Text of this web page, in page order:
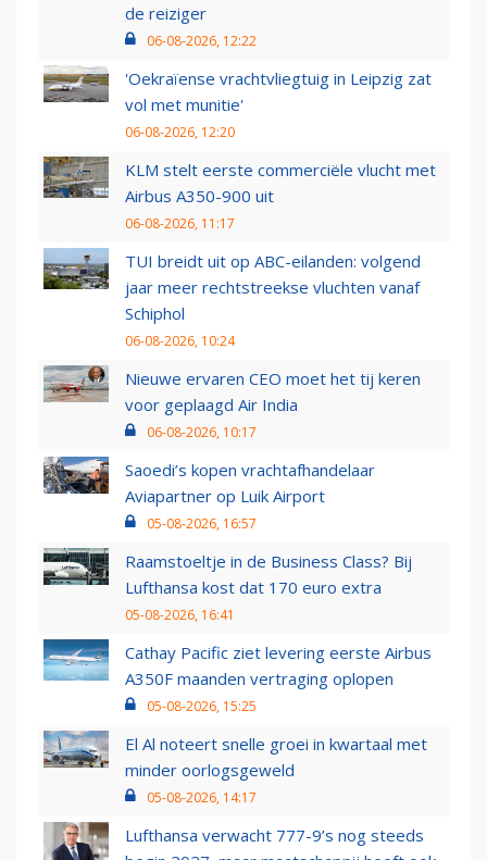
de reiziger
06-08-2026, 12:22
'Oekraïense vrachtvliegtuig in Leipzig zat
vol met munitie'
06-08-2026, 12:20
KLM stelt eerste commerciële vlucht met
Airbus A350-900 uit
06-08-2026, 11:17
TUI breidt uit op ABC-eilanden: volgend
jaar meer rechtstreekse vluchten vanaf
Schiphol
06-08-2026, 10:24
Nieuwe ervaren CEO moet het tij keren
voor geplaagd Air India
06-08-2026, 10:17
Saoedi’s kopen vrachtafhandelaar
Aviapartner op Luik Airport
05-08-2026, 16:57
Raamstoeltje in de Business Class? Bij
Lufthansa kost dat 170 euro extra
05-08-2026, 16:41
Cathay Pacific ziet levering eerste Airbus
A350F maanden vertraging oplopen
05-08-2026, 15:25
El Al noteert snelle groei in kwartaal met
minder oorlogsgeweld
05-08-2026, 14:17
Lufthansa verwacht 777-9’s nog steeds